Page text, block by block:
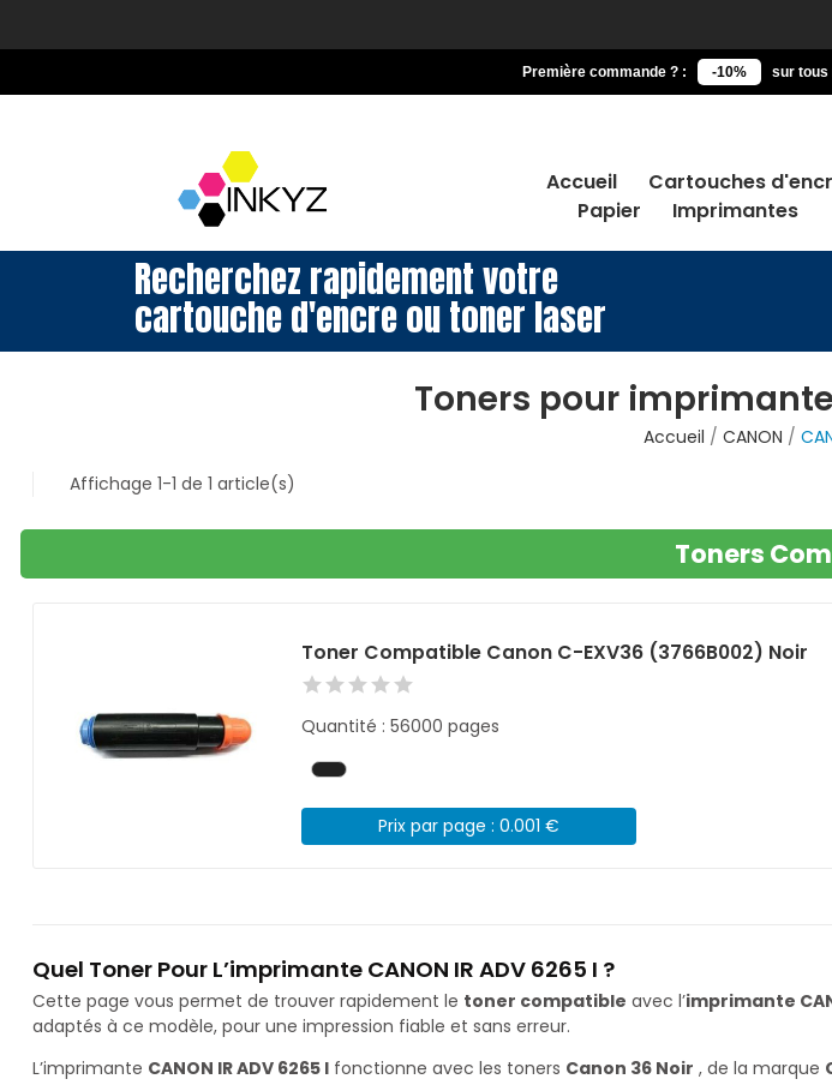
Première commande ? : -10% sur tous
Accueil Cartouches
Papier
Imprimantes
Recherchez rapidement votre
cartouche d'encre ou toner laser
Toners pour imprimante
Accueil CANON
Affichage 1-1 de 1 article(s)
Toners
Toner Compatible Canon C-EXV36 (3766B002) Noir
Quantité : 56000 pages
Prix par page : 0.001 €
Quel Toner Pour L’imprimante CANON IR ADV 6265 I ?
Cette page vous permet de trouver rapidement le toner compatible avec l’imprimante
adaptés à ce modèle, pour une impression fiable et sans erreur.
L’imprimante CANON IR ADV 6265 I fonctionne avec les toners Canon 36 Noir , de la marque